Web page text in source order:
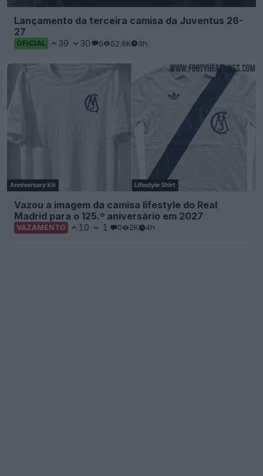
Lançamento da terceira camisa da Juventus 26-
27
OFICIAL 39 30 0 52.6K 3h
Vazou a imagem da camisa lifestyle do Real
Madrid para o 125.º aniversário em 2027
VAZAMENTO 10 1 0 2K 4h